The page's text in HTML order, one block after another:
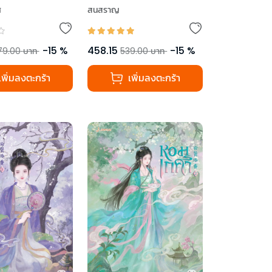
บาท -15 %
พิ่มลงตะกร้า
สนสราญ
458.15 539.00 บาท -15 %
เพิ่มลงตะกร้า